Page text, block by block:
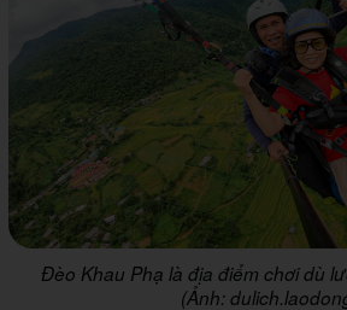
Đèo Khau Phạ là địa điểm chơi dù
(Ảnh: